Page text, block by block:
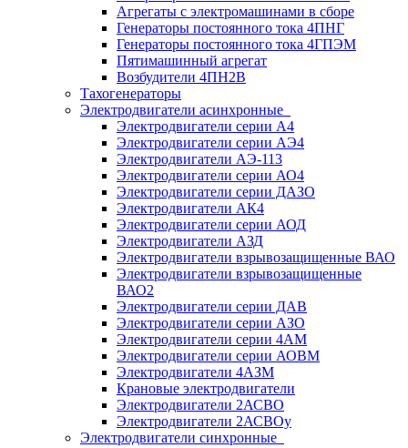
Агрегаты с электромашинами в сборе
Генераторы постоянного тока 4ПНГ
Генераторы постоянного тока 4ГПЭМ
Пятимашинный агрегат
Возбудители 4ПН2В
Тахогенераторы
Электродвигатели асинхронные
Электродвигатели серии А4
Электродвигатели серии АЭ4
Электродвигатели АЭ-113
Электродвигатели серии АО4
Электродвигатели серии ДАЗО
Электродвигатели АК4
Электродвигатели серии АОД
Электродвигатели АЗД
Электродвигатели взрывозащищенные ВАО
Электродвигатели взрывозащищенные
ВАО2
Электродвигатели серии ДАВ
Электродвигатели серии АЗО
Электродвигатели серии 4АМ
Электродвигатели серии АОВМ
Электродвигатели 4АЗМ
Крановые электродвигатели
Электродвигатели 2АСВО
Электродвигатели 2АСВОу
Электродвигатели синхронные